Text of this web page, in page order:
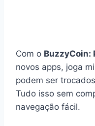
Com o BuzzyCoin:
novos apps, joga
podem ser
Tudo isso sem
navegação fácil.